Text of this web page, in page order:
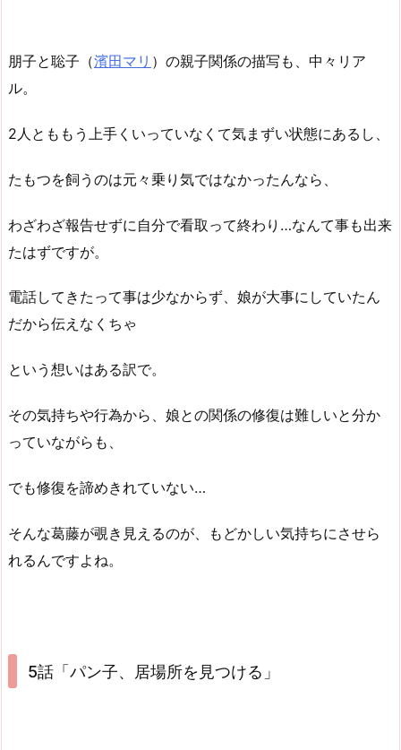
朋子と聡子（濱田マリ ）の親子関係の描写も、中々リア
ル。
2人とももう上手くいっていなくて気まずい状態にあるし、
たもつを飼うのは元々乗り気ではなかったんなら、
わざわざ報告せずに自分で看取って終わり…なんて事も出来
たはずですが。
電話してきたって事は少なからず、娘が大事にしていたん
だから伝えなくちゃ
という想いはある訳で。
その気持ちや行為から、娘との関係の修復は難しいと分か
っていながらも、
でも修復を諦めきれていない…
そんな葛藤が覗き見えるのが、もどかしい気持ちにさせら
れるんですよね。
5話「パン子、居場所を見つける」